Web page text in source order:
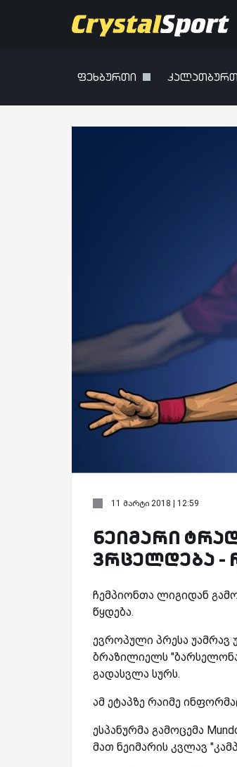
ფეხბურთი
11 მარტი 2018 | 12:59
ნეიმარი
ვრცელდება -
ჩემპიონთა ლიგიდან
წყდება.
ევროპული პრესა უამრავ
ბრაზილიელს
გადასვლა სურს.
ამ ეტაპზე რაიმე
ესპანურმა გამოცემა
მათ ნეიმარის კვლავ